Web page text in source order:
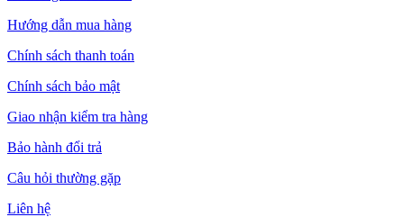
Hướng dẫn mua hàng
Chính sách thanh toán
Chính sách bảo mật
Giao nhận kiểm tra hàng
Bảo hành đổi trả
Câu hỏi thường gặp
Liên hệ